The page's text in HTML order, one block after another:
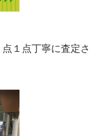
１点丁寧に査定さ